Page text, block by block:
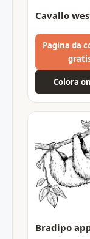
Cavallo
Pagina da
Colora
Bradipo